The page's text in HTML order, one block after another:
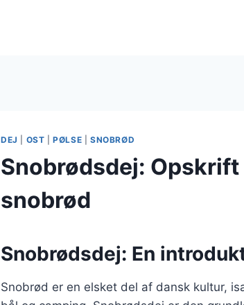
DEJ OST |PØLSE SNOBRØD
Snobrødsdej:
snobrød
Snobrødsdej: En
Snobrød er en elsket del af dansk kultur,